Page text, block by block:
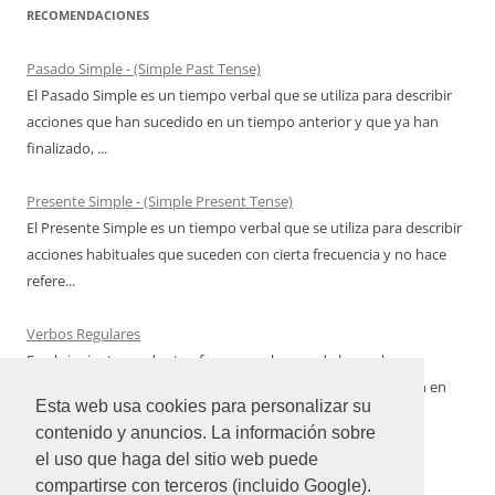
Esta web usa cookies para personalizar su
contenido y anuncios. La información sobre
el uso que haga del sitio web puede
compartirse con terceros (incluido Google).
RECOMENDACIONES
Pasado Simple - (Simple Past Tense)
El Pasado Simple es un tiempo verbal que se utiliza para describir
acciones que han sucedido en un tiempo anterior y que ya han
finalizado, ...
Presente Simple - (Simple Present Tense)
El Presente Simple es un tiempo verbal que se utiliza para describir
acciones habituales que suceden con cierta frecuencia y no hace
refere...
Verbos Regulares
En el siguiente cuadro te ofrecemos algunos de los verbos
regulares del idioma inglés más utilizados con su conjugación en
Pasado Simple qu...